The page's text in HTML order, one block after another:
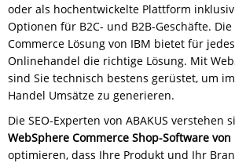
oder als hochentwickelte Plattform
Optionen für B2C- und B2B-Geschäfte.
Commerce Lösung von IBM bietet für
Onlinehandel die richtige Lösung. Mit
sind Sie technisch bestens gerüstet, um
Handel Umsätze zu generieren.
Die SEO-Experten von ABAKUS verstehen
WebSphere Commerce Shop-Software von
optimieren, dass Ihre Produkt und Ihr